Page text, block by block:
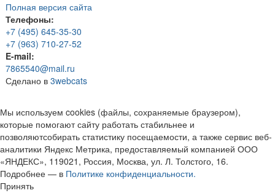
Полная версия сайта
Телефоны:
+7 (495) 645-35-30
+7 (963) 710-27-52
E-mail:
7865540@mail.ru
Сделано в 3webcats
Мы используем cookies (файлы, сохраняемые браузером),
которые помогают сайту работать стабильнее и
позволяютсобирать статистику посещаемости, а также сервис веб-
аналитики Яндекс Метрика, предоставляемый компанией ООО
«ЯНДЕКС», 119021, Россия, Москва, ул. Л. Толстого, 16.
Подробнее — в Политике конфиденциальности.
Принять